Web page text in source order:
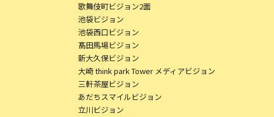
歌舞伎町ビジョン2面
池袋ビジョン
池袋西口ビジョン
髙田馬場ビジョン
新大久保ビジョン
大崎 think park Tower メディアビジョン
三軒茶屋ビジョン
あだちスマイルビジョン
立川ビジョン